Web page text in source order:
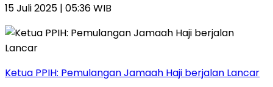
15 Juli 2025 | 05:36 WIB
Ketua PPIH: Pemulangan Jamaah Haji berjalan Lancar